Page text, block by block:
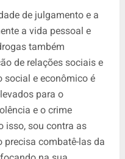
de julgamento e a
a vida pessoal e
também
de relações sociais e
social e econômico é
para o
e o crime
isso, sou contra as
precisa combatê-las da